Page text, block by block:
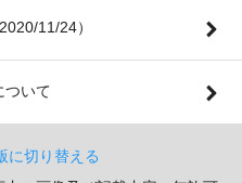
11/24）
ついて
に切り替える